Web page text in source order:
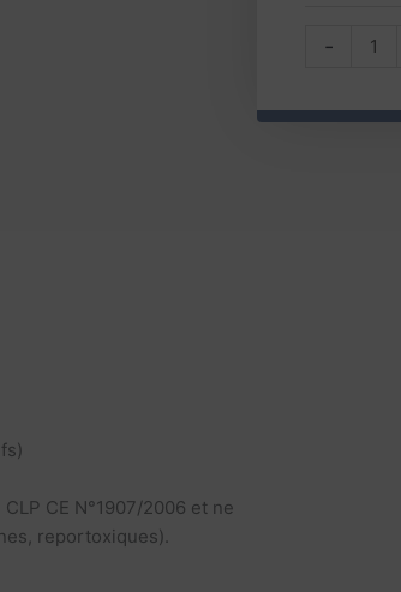
-
Joyeuses
CE N°1907/2006 et ne
reportoxiques).